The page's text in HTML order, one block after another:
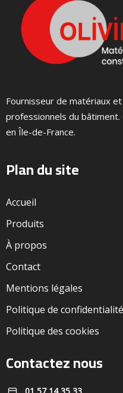
Fournisseur de matériaux
professionnels du
en Île-de-France.
Plan du site
Accueil
Produits
À propos
Contact
Mentions légales
Politique de confidentialité
Politique des cookies
Contactez nous